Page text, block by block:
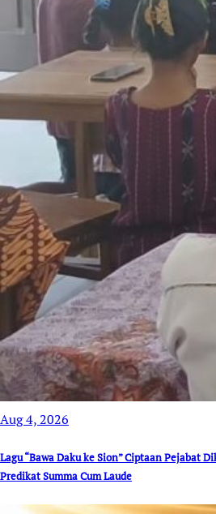
Aug 4, 2026
Lagu “Bawa Daku ke Sion” Ciptaan Pejabat
Predikat Summa Cum Laude